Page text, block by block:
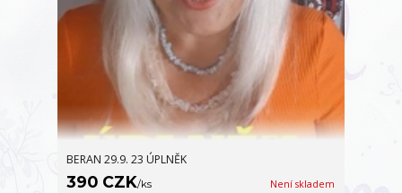
BERAN 29.9. 23 ÚPLNĚK
390 CZK/ks Není skladem